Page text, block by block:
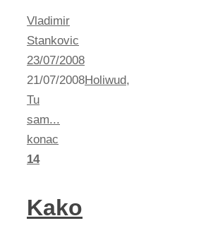
Vladimir
Stankovic
23/07/2008
21/07/2008Holiwud,
Tu
sam...
konac
14
Kako